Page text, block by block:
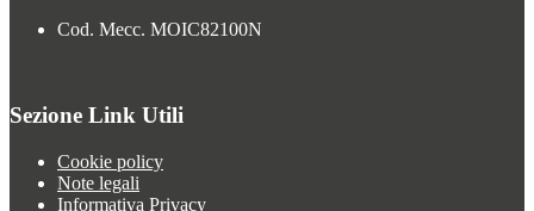
Cod. Mecc. MOIC82100N
Sezione Link Utili
Cookie policy
Note legali
Informativa Privacy